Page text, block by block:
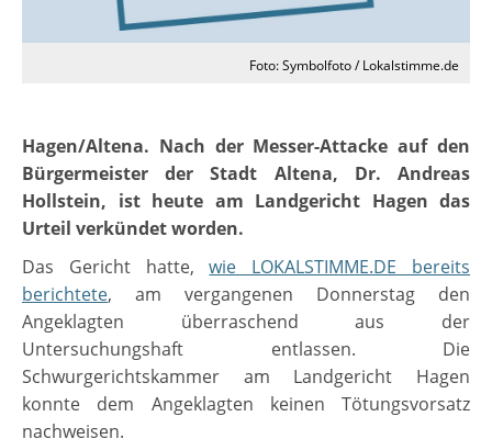
Foto: Symbolfoto / Lokalstimme.de
Hagen/Altena. Nach der Messer-Attacke auf den
Bürgermeister der Stadt Altena, Dr. Andreas
Hollstein, ist heute am Landgericht Hagen das
Urteil verkündet worden.
Das Gericht hatte,wie LOKALSTIMME.DE bereits
berichtete, am vergangenen Donnerstag den
Angeklagten überraschend aus der
Untersuchungshaft entlassen. Die
Schwurgerichtskammer am Landgericht Hagen
konnte dem Angeklagten keinen Tötungsvorsatz
nachweisen.